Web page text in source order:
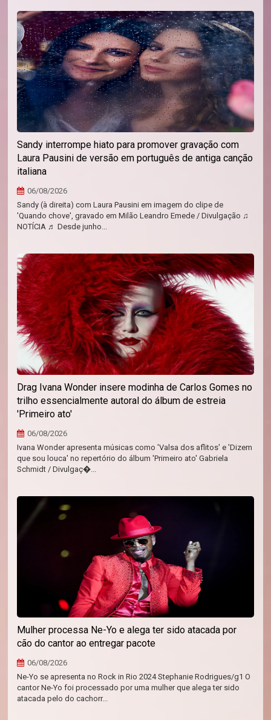
Sandy interrompe hiato para promover gravação com
Laura Pausini de versão em português de antiga canção
italiana
06/08/2026
Sandy (à direita) com Laura Pausini em imagem do clipe de
'Quando chove', gravado em Milão Leandro Emede / Divulgação ♫
NOTÍCIA ♬ Desde junho...
Drag Ivana Wonder insere modinha de Carlos Gomes no
trilho essencialmente autoral do álbum de estreia
'Primeiro ato'
06/08/2026
Ivana Wonder apresenta músicas como 'Valsa dos aflitos' e 'Dizem
que sou louca' no repertório do álbum 'Primeiro ato' Gabriela
Schmidt / Divulgaç�...
Mulher processa Ne-Yo e alega ter sido atacada por
cão do cantor ao entregar pacote
06/08/2026
Ne-Yo se apresenta no Rock in Rio 2024 Stephanie Rodrigues/g1 O
cantor Ne-Yo foi processado por uma mulher que alega ter sido
atacada pelo do cachorr...